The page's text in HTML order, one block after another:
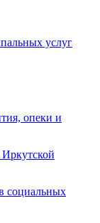
услуг
опеки и
социальных